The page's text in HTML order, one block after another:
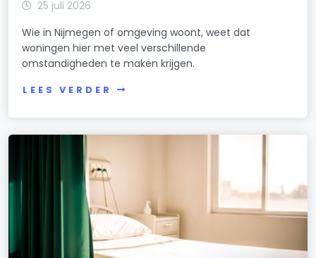
25 juli 2026
Wie in Nijmegen of omgeving woont, weet dat
woningen hier met veel verschillende
omstandigheden te maken krijgen.
LEES VERDER